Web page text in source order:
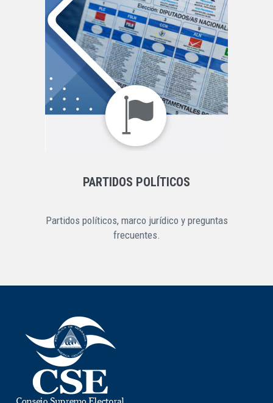
PARTIDOS POLÍTICOS
Partidos políticos, marco jurídico y preguntas
frecuentes.